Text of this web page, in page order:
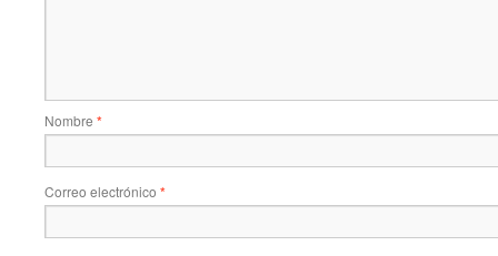
Nombre *
Correo electrónico *